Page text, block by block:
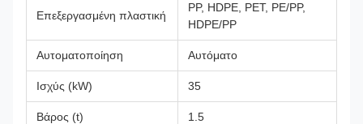
Επεξεργασμένη πλαστική
PP, HDPE, PET, PE/PP,
HDPE/PP
Αυτοματοποίηση Αυτόματο
Ισχύς (kW) 35
Βάρος (t) 1.5